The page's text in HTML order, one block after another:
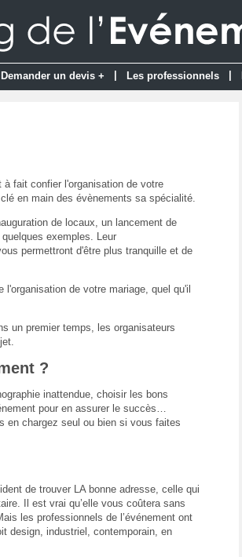
un devis + Les professionnels
fait confier l'organisation de votre
en main des évènements sa spécialité.
de locaux, un lancement de
exemples. Leur
permettront d'être plus tranquille et de
de votre mariage, quel qu'il
un premier temps, les organisateurs
?
inattendue, choisir les bons
pour en assurer le succès…
en chargez seul ou bien si vous faites
de trouver LA bonne adresse, celle qui
Il est vrai qu’elle vous coûtera sans
les professionnels de l’événement ont
design, industriel, contemporain, en